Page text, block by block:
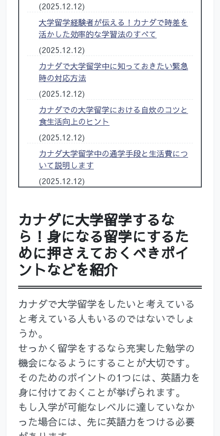
(2025.12.12)
大学留学経験者が伝える！カナダで時差を
活かした効率的な学習法のすべて
(2025.12.12)
カナダで大学留学中に知っておきたい緊急
時の対応方法
(2025.12.12)
カナダでの大学留学における自炊のコツと
食生活向上のヒント
(2025.12.12)
カナダ大学留学中の通学手段と生活費につ
いて説明します
(2025.12.12)
カナダに大学留学するな
ら！身になる留学にするた
めに押さえておくべきポイ
ントなどを紹介
カナダで大学留学をしたいと考えている
と考えている人もいるのではないでしょ
うか。
せっかく留学をするなら充実した勉学の
機会になるようにすることが大切です。
そのためのポイントの1つには、英語力を
身に付けておくことが挙げられます。
もし入学が可能なレベルに達していなか
った場合には、先に英語力をつける必要